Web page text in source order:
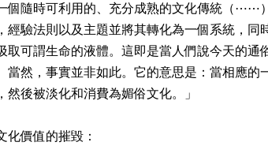
個隨時可利用的、充分成熟的文化傳統（⋯⋯
經驗法則以及主題並將其轉化為一個系統，同
取可謂生命的液體。這即是當人們說今天的通
當然，事實並非如此。它的意思是：當相應的
後被淡化和消費為媚俗文化。」
化價值的摧毀：